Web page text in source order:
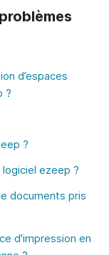
d’espaces
?
?
ezeep ?
documents pris
d'impression en